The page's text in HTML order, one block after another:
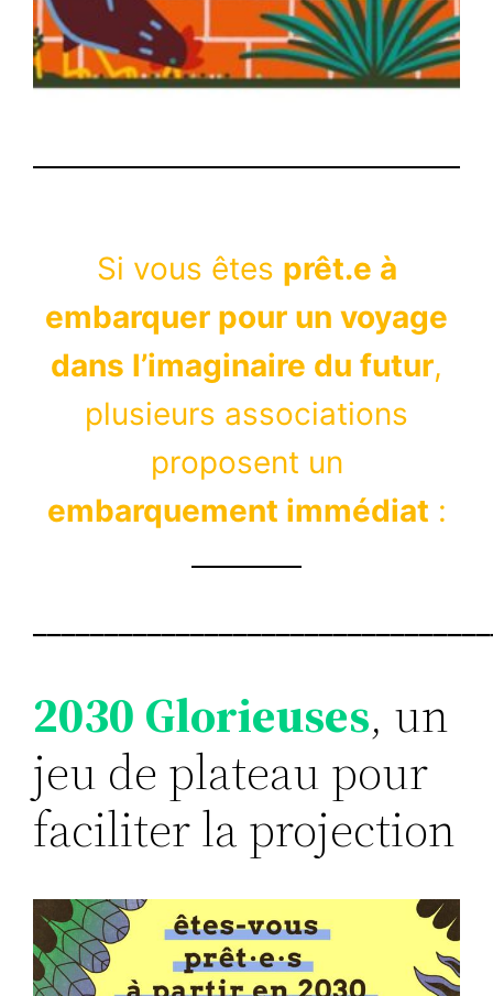
Si vous êtes prêt.e à
embarquer pour un voyage
dans l’imaginaire du futur,
plusieurs associations
proposent un
embarquement immédiat :
2030 Glorieuses, un
jeu de plateau pour
faciliter la projection